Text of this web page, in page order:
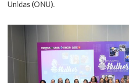
Unidas (ONU).